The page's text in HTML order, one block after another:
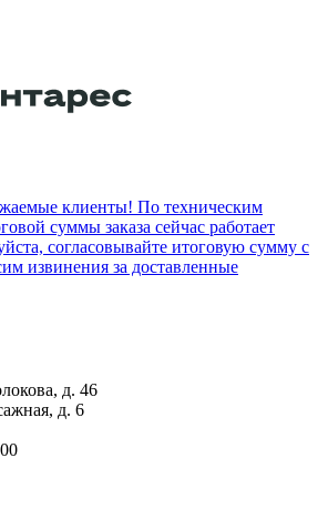
клиенты! По техническим
суммы заказа сейчас работает
согласовывайте итоговую сумму с
извинения за доставленные
д. 46
д. 6